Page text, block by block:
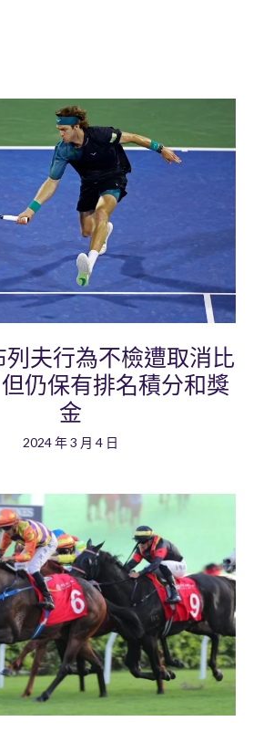
列夫行為不檢遭取消比
仍保有排名積分和獎
金
2024 年 3 月 4 日